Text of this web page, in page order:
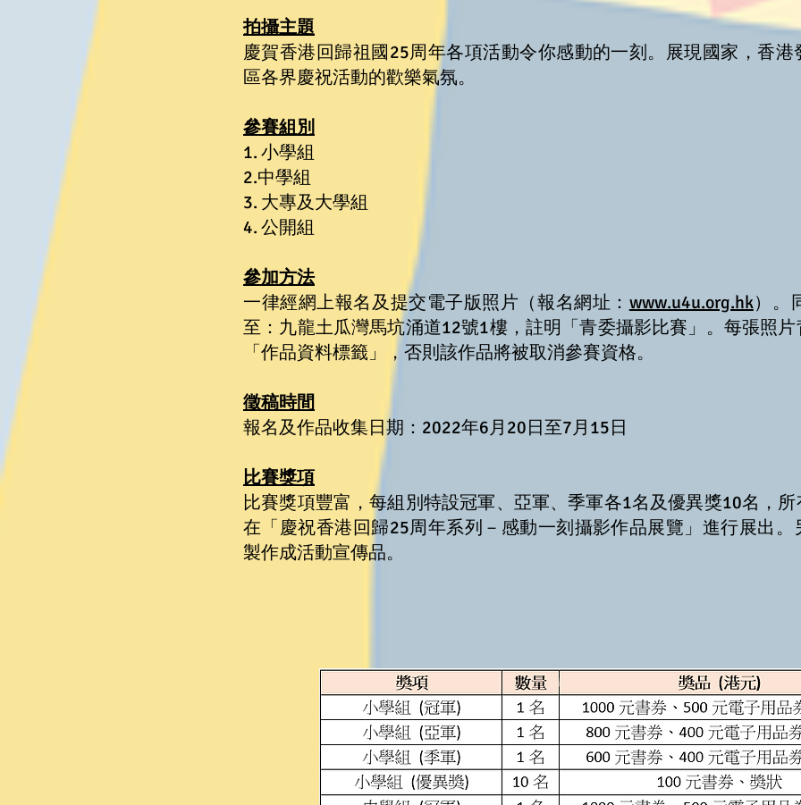
拍攝主題
慶賀香港回歸祖國25周年各項活動令你感動的一刻。展現國家，香
區各界慶祝活動的歡樂氣氛。
參賽組別
1. 小學組
2.中學組
3. 大專及大學組
4. 公開組
參加方法
一律經網上報名及提交電子版照片（報名網址： www.u4u.org.hk）。
至：九龍土瓜灣馬坑涌道12號1樓，註明「青委攝影比賽」。每張照
「作品資料標籤」，否則該作品將被取消參賽資格。
徵稿時間
報名及作品收集日期：2022年6月20日至7月15日
比賽獎項
比賽獎項豐富，每組別特設冠軍、亞軍、季軍各1名及優異獎10名，
在「慶祝香港回歸25周年系列－感動一刻攝影作品展覽」進行展出
製作成活動宣傳品。